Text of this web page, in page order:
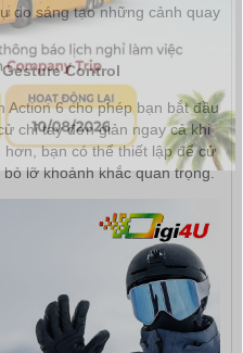
do sáng tạo những cảnh quay
Control
Action 6 cho phép bạn bắt đầu
chỉ tay đơn giản ngay cả khi
bạn có thể thiết lập để cử
lỡ khoảnh khắc quan trọng.